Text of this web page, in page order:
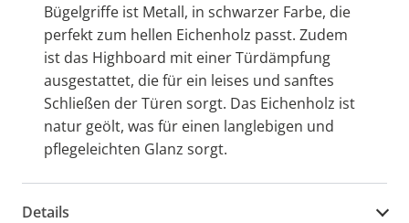
Bügelgriffe ist Metall, in schwarzer Farbe, die
perfekt zum hellen Eichenholz passt. Zudem
ist das Highboard mit einer Türdämpfung
ausgestattet, die für ein leises und sanftes
Schließen der Türen sorgt. Das Eichenholz ist
natur geölt, was für einen langlebigen und
pflegeleichten Glanz sorgt.
Details